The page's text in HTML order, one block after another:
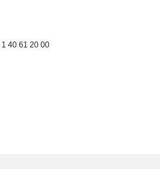
40 61 20 00